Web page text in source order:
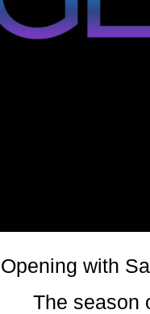
Opening with
The season